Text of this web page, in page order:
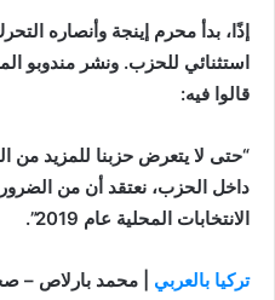
إذًا، بدأ محرم إينجة وأنصاره
استثنائي للحزب. ونشر مندوبو
قالوا فيه:
“حتى لا يتعرض حزبنا للمزيد
داخل الحزب، نعتقد أن من
الانتخابات المحلية عام 2019”.
تركيا بالعربي | محمد بارلاص –